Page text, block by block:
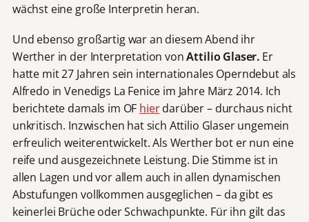
wächst eine große Interpretin heran.
Und ebenso großartig war an diesem Abend ihr
Werther in der Interpretation vonAttilio Glaser. Er
hatte mit 27 Jahren sein internationales Operndebut als
Alfredo in Venedigs La Fenice im Jahre März 2014. Ich
berichtete damals im OF hierdarüber – durchaus nicht
unkritisch. Inzwischen hat sich Attilio Glaser ungemein
erfreulich weiterentwickelt. Als Werther bot er nun eine
reife und ausgezeichnete Leistung. Die Stimme ist in
allen Lagen und vor allem auch in allen dynamischen
Abstufungen vollkommen ausgeglichen – da gibt es
keinerlei Brüche oder Schwachpunkte. Für ihn gilt das